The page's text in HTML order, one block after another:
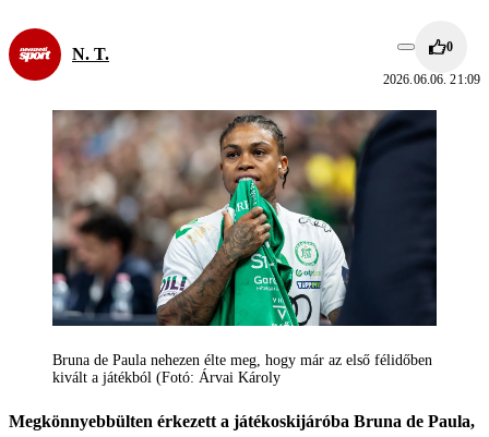
N. T. 0
2026.06.06. 21:09
Bruna de Paula nehezen élte meg, hogy már az első félidőben
kivált a játékból (Fotó: Árvai Károly
Megkönnyebbülten érkezett a játékoskijáróba Bruna de Paula,